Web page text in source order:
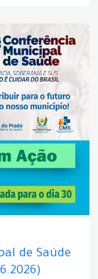
de Saúde